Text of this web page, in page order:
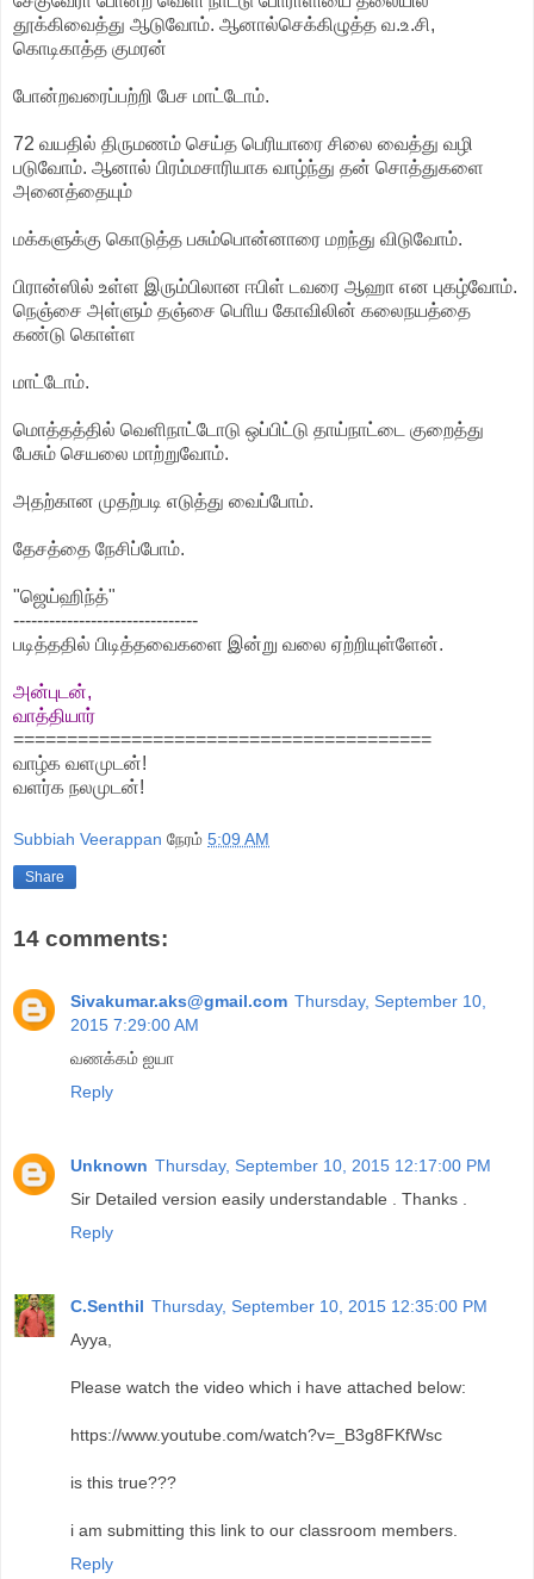
தூக்கிவைத்து ஆடுவோம். ஆனால்செக்கிழுத்த வ.உ.சி,
கொடிகாத்த குமரன்
போன்றவரைப்பற்றி பேச மாட்டோம்.
72 வயதில் திருமணம் செய்த பெரியாரை சிலை வைத்து வழி
படுவோம். ஆனால் பிரம்மசாரியாக வாழ்ந்து தன் சொத்துகளை
அனைத்தையும்
மக்களுக்கு கொடுத்த பசும்பொன்னாரை மறந்து விடுவோம்.
பிரான்ஸில் உள்ள இரும்பிலான ஈபிள் டவரை ஆஹா என புகழ்வோம்.
நெஞ்சை அள்ளும் தஞ்சை பொிய கோவிலின் கலைநயத்தை
கண்டு கொள்ள
மாட்டோம்.
மொத்தத்தில் வெளிநாட்டோடு ஒப்பிட்டு தாய்நாட்டை குறைத்து
பேசும் செயலை மாற்றுவோம்.
அதற்கான முதற்படி எடுத்து வைப்போம்.
தேசத்தை நேசிப்போம்.
"ஜெய்ஹிந்த்"
-------------------------------
படித்ததில் பிடித்தவைகளை இன்று வலை ஏற்றியுள்ளேன்.
அன்புடன்,
வாத்தியார்
=======================================
வாழ்க வளமுடன்!
வளர்க நலமுடன்!
Subbiah Veerappan நேரம் 5:09 AM
Share
14 comments:
Sivakumar.aks@gmail.com Thursday, September 10,
2015 7:29:00 AM
வணக்கம் ஐயா
Reply
Unknown Thursday, September 10, 2015 12:17:00 PM
Sir Detailed version easily understandable . Thanks .
Reply
C.Senthil Thursday, September 10, 2015 12:35:00 PM
Ayya,
Please watch the video which i have attached below:
https://www.youtube.com/watch?v=_B3g8FKfWsc
is this true???
i am submitting this link to our classroom members.
Reply